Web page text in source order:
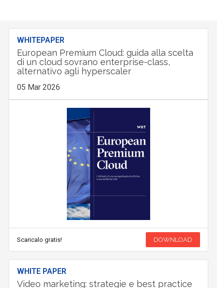
WHITEPAPER
European Premium Cloud: guida alla scelta
di un cloud sovrano enterprise-class,
alternativo agli hyperscaler
05 Mar 2026
Scaricalo gratis! DOWNLOAD
WHITE PAPER
Video marketing: strategie e best practice